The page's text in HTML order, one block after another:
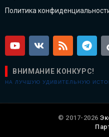
Политика
ВНИМАНИЕ КОНКУРС!
НА ЛУЧШУЮ УДИВИТЕЛЬНУЮ
© 2017-2026